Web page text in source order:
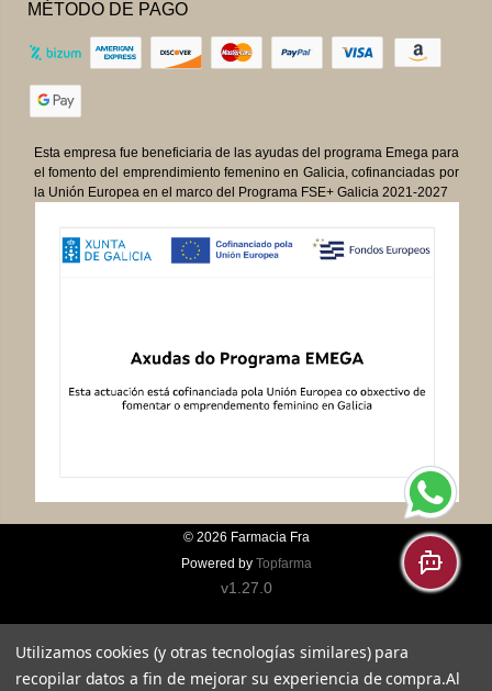
MÉTODO DE PAGO
Esta empresa fue beneficiaria de las ayudas del programa Emega para
el fomento del emprendimiento femenino en Galicia, cofinanciadas por
la Unión Europea en el marco del Programa FSE+ Galicia 2021-2027
© 2026 Farmacia Fra
Powered by Topfarma
v1.27.0
Utilizamos cookies (y otras tecnologías similares) para
recopilar datos a fin de mejorar su experiencia de compra.Al